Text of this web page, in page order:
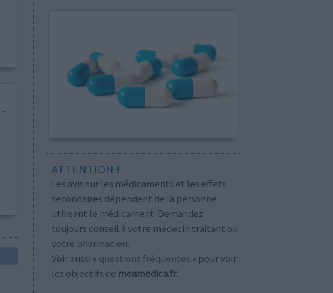
ATTENTION !
Les avis sur les médicaments et les effets
secondaires dépendent de la personne
utilisant le médicament. Demandez
toujours conseil à votre médecin traitant ou
votre pharmacien.
Voir aussi « questions fréquentes » pour voir
les objectifs de meamedica.fr.